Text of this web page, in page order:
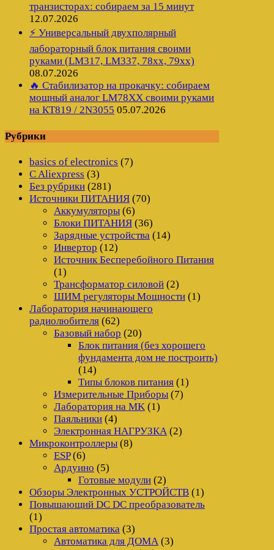
транзисторах: собираем за 15 минут
12.07.2026
⚡ Универсальный двухполярный
лабораторный блок питания своими
руками (LM317, LM337, 78xx, 79xx)
08.07.2026
🔥 Стабилизатор на прокачку: собираем
мощный аналог LM78XX своими руками
на КТ819 / 2N3055 05.07.2026
Рубрики
basics of electronics (7)
C Aliexpress (3)
Без рубрики (281)
Источники ПИТАНИЯ (70)
Аккумуляторы (6)
Блоки ПИТАНИЯ (36)
Зарядные устройства (14)
Инвертор (12)
Источник Бесперебойного Питания
(1)
Трансформатор силовой (2)
ШИМ регуляторы Мощности (1)
Лаборатория начинающего
радиолюбителя (62)
Базовый набор (20)
Блок питания (без хорошего
фундамента дом не построить)
(14)
Типы блоков питания (1)
Измерительные Приборы (7)
Лаборатория на MK (1)
Паяльники (4)
Электронная НАГРУЗКА (2)
Микроконтроллеры (8)
ESP(6)
Ардуино (5)
Готовые модули (2)
Обзоры Электронных УСТРОЙСТВ (1)
Повышающий DC DC преобразователь
(1)
Простая автоматика (3)
Автоматика для ДОМА (3)